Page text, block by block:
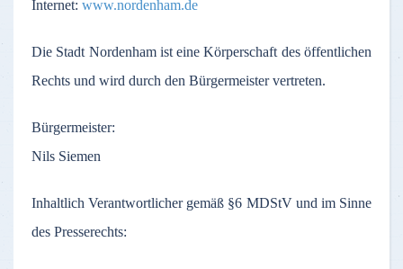
Internet: www.nordenham.de
Die Stadt Nordenham ist eine Körperschaft desöffentlichen
Rechts und wird durch den Bürgermeister vertreten.
Bürgermeister:
Nils Siemen
Inhaltlich Verantwortlicher gemäß §6 MDStVund im Sinne
des Presserechts: